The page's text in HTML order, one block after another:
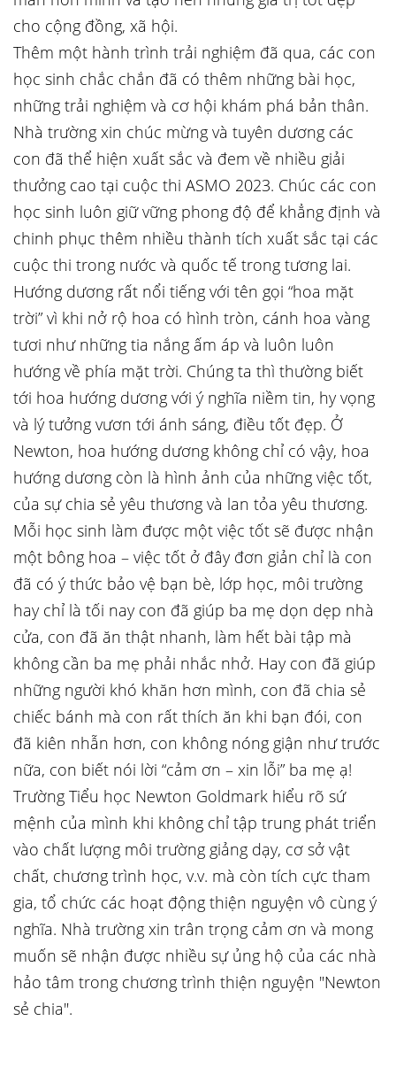
cho cộng đồng, xã hội.
Thêm một hành trình trải nghiệm đã qua, các con
học sinh chắc chắn đã có thêm những bài học,
những trải nghiệm và cơ hội khám phá bản thân.
Nhà trường xin chúc mừng và tuyên dương các
con đã thể hiện xuất sắc và đem về nhiều giải
thưởng cao tại cuộc thi ASMO 2023. Chúc các con
học sinh luôn giữ vững phong độ để khẳng định và
chinh phục thêm nhiều thành tích xuất sắc tại các
cuộc thi trong nước và quốc tế trong tương lai.
Hướng dương rất nổi tiếng với tên gọi “hoa mặt
trời” vì khi nở rộ hoa có hình tròn, cánh hoa vàng
tươi như những tia nắng ấm áp và luôn luôn
hướng về phía mặt trời. Chúng ta thì thường biết
tới hoa hướng dương với ý nghĩa niềm tin, hy vọng
và lý tưởng vươn tới ánh sáng, điều tốt đẹp. Ở
Newton, hoa hướng dương không chỉ có vậy, hoa
hướng dương còn là hình ảnh của những việc tốt,
của sự chia sẻ yêu thương và lan tỏa yêu thương.
Mỗi học sinh làm được một việc tốt sẽ được nhận
một bông hoa – việc tốt ở đây đơn giản chỉ là con
đã có ý thức bảo vệ bạn bè, lớp học, môi trường
hay chỉ là tối nay con đã giúp ba mẹ dọn dẹp nhà
cửa, con đã ăn thật nhanh, làm hết bài tập mà
không cần ba mẹ phải nhắc nhở. Hay con đã giúp
những người khó khăn hơn mình, con đã chia sẻ
chiếc bánh mà con rất thích ăn khi bạn đói, con
đã kiên nhẫn hơn, con không nóng giận như trước
nữa, con biết nói lời “cảm ơn – xin lỗi” ba mẹ ạ!
Trường Tiểu học Newton Goldmark hiểu rõ sứ
mệnh của mình khi không chỉ tập trung phát triển
vào chất lượng môi trường giảng dạy, cơ sở vật
chất, chương trình học, v.v. mà còn tích cực tham
gia, tổ chức các hoạt động thiện nguyện vô cùng ý
nghĩa. Nhà trường xin trân trọng cảm ơn và mong
muốn sẽ nhận được nhiều sự ủng hộ của các nhà
hảo tâm trong chương trình thiện nguyện "Newton
sẻ chia".